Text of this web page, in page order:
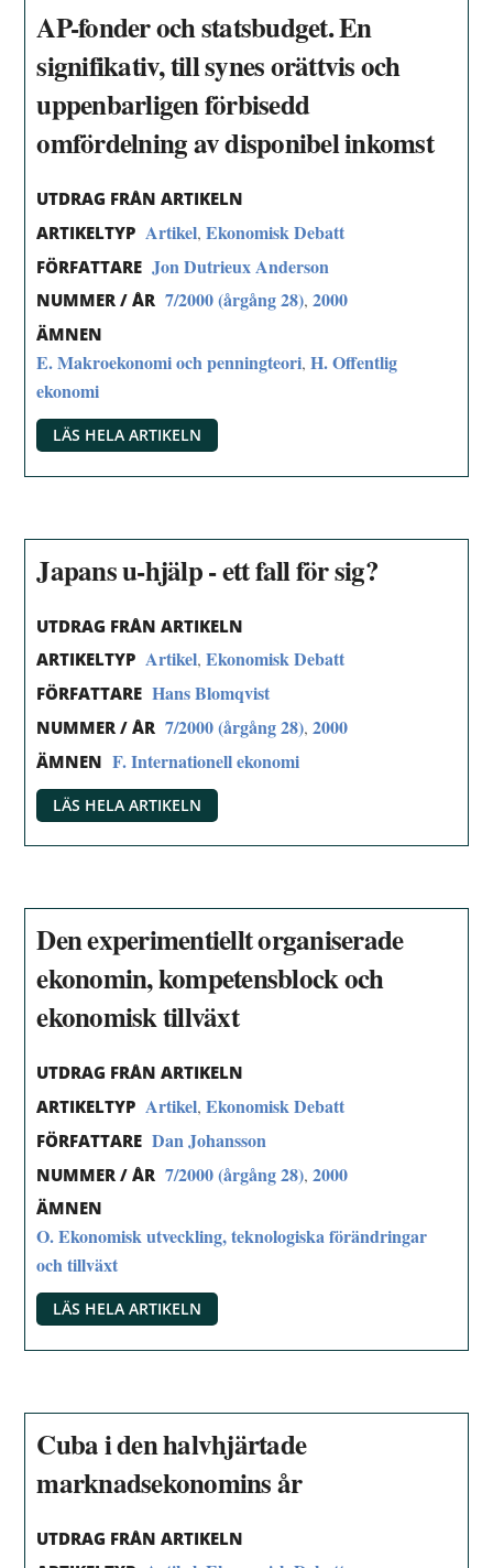
AP-fonder och statsbudget. En
signifikativ, till synes orättvis och
uppenbarligen förbisedd
omfördelning av disponibel inkomst
UTDRAG FRÅN ARTIKELN
ARTIKELTYP Artikel,Ekonomisk Debatt
FÖRFATTARE Jon Dutrieux Anderson
NUMMER / ÅR 7/2000 (årgång 28),2000
ÄMNEN
E. Makroekonomi och penningteori,H. Offentlig
ekonomi
LÄS HELA ARTIKELN
Japans u-hjälp - ett fall för sig?
UTDRAG FRÅN ARTIKELN
ARTIKELTYP Artikel,Ekonomisk Debatt
FÖRFATTARE Hans Blomqvist
NUMMER / ÅR 7/2000 (årgång 28),2000
ÄMNEN F. Internationell ekonomi
LÄS HELA ARTIKELN
Den experimentiellt organiserade
ekonomin, kompetensblock och
ekonomisk tillväxt
UTDRAG FRÅN ARTIKELN
ARTIKELTYP Artikel,Ekonomisk Debatt
FÖRFATTARE Dan Johansson
NUMMER / ÅR 7/2000 (årgång 28),2000
ÄMNEN
O. Ekonomisk utveckling, teknologiska förändringar
och tillväxt
LÄS HELA ARTIKELN
Cuba i den halvhjärtade
marknadsekonomins år
UTDRAG FRÅN ARTIKELN